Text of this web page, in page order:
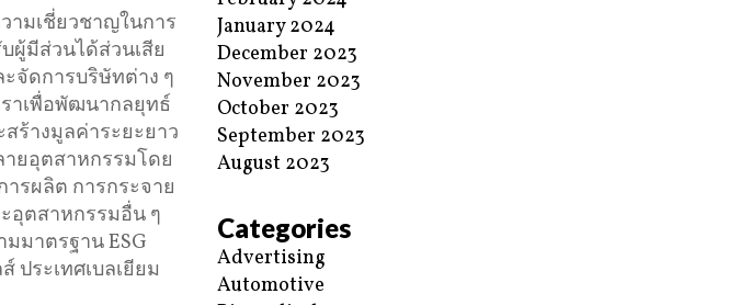
ามเชี่ยวชาญในการ
ผู้มีส่วนได้ส่วนเสีย
จัดการบริษัทต่าง ๆ
าเพื่อพัฒนากลยุทธ์
ร้างมูลค่าระยะยาว
ยอุตสาหกรรมโดย
รผลิต การกระจาย
อุตสาหกรรมอื่น ๆ
มาตรฐาน ESG
ประเทศเบลเยียม
January 2024
December 2023
November 2023
October 2023
September 2023
August 2023
Categories
Advertising
Automotive